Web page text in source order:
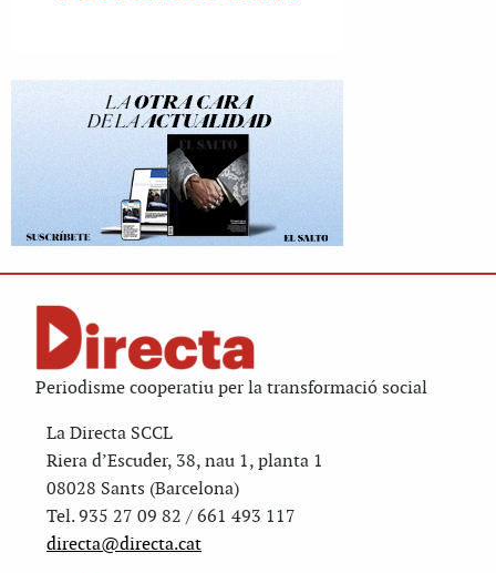
Periodisme cooperatiu per la transformació social
La Directa SCCL
Riera d’Escuder, 38, nau 1, planta 1
08028 Sants (Barcelona)
Tel. 935 27 09 82 / 661 493 117
directa@directa.cat